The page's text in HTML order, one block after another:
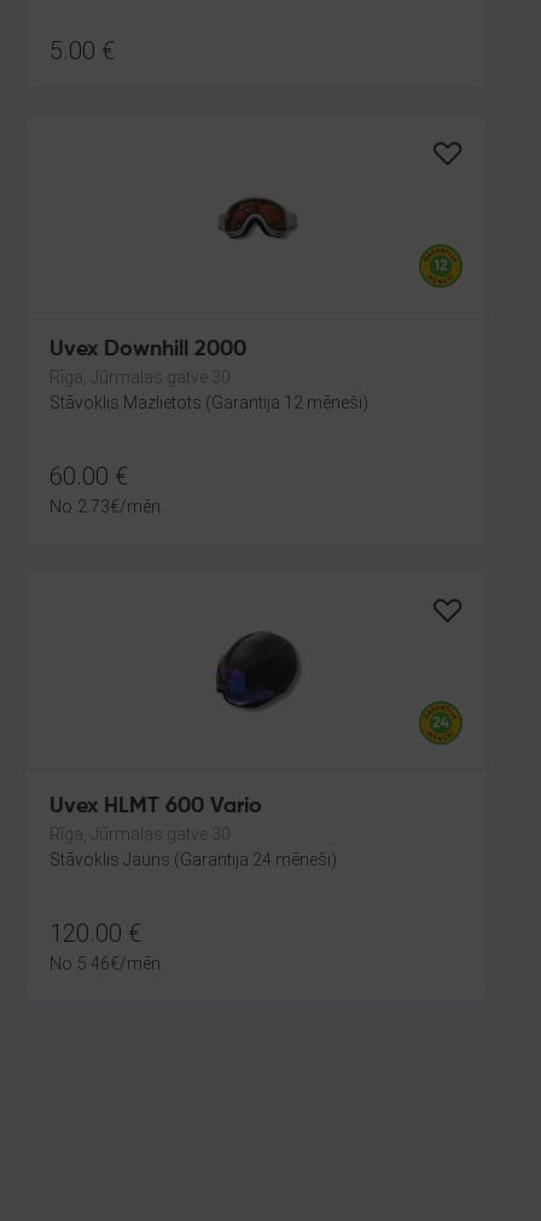
5.00 €
Uvex Downhill 2000
Rīga, Jūrmalas gatve 30
Stāvoklis Mazlietots (Garantija 12 mēneši)
60.00 €
No 2.73€/mēn.
Uvex HLMT 600 Vario
Rīga, Jūrmalas gatve 30
Stāvoklis Jauns (Garantija 24 mēneši)
120.00 €
No 5.46€/mēn.